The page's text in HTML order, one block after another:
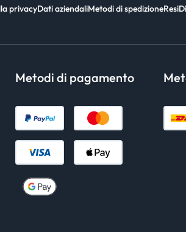
privacyDati aziendaliMetodi di spedizioneResi
Metodi di pagamento